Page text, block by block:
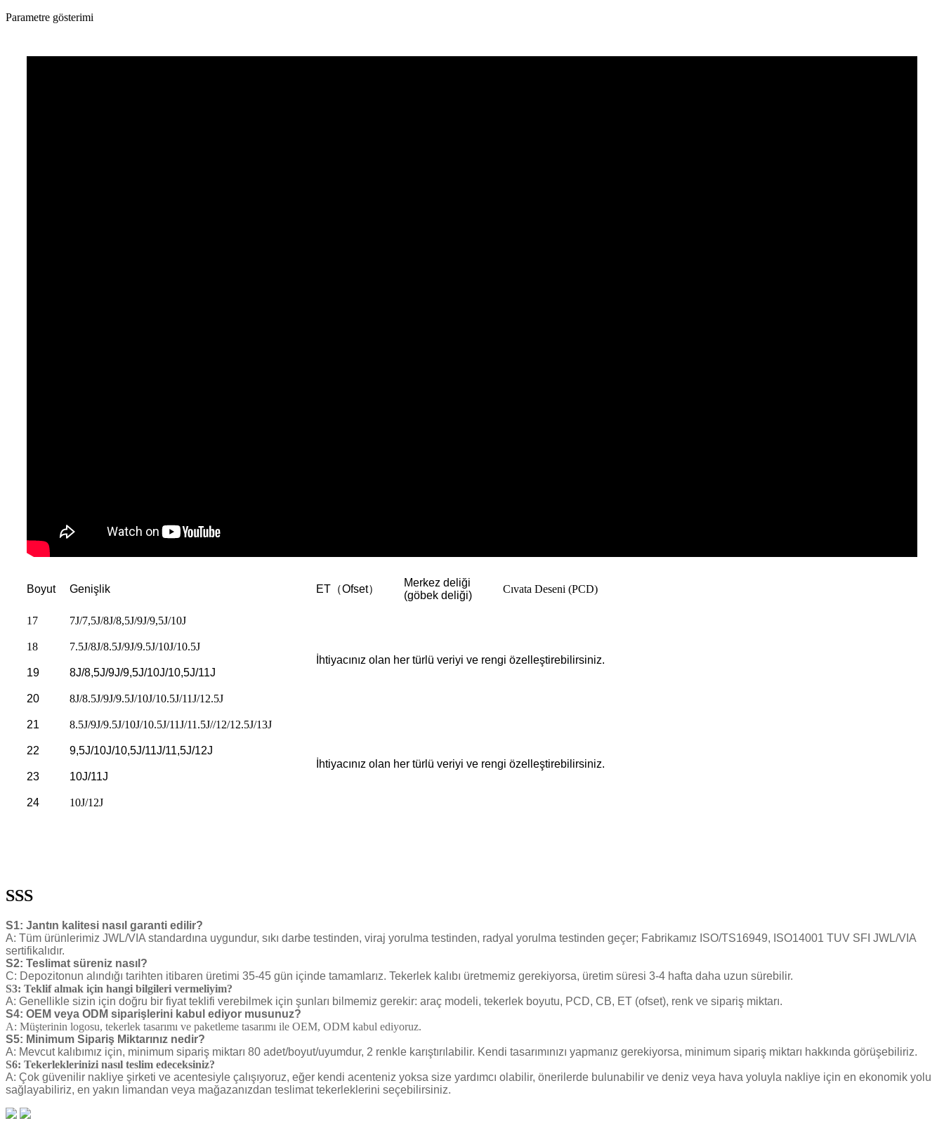
Parametre gösterimi
Boyut Genişlik ET（Ofset）
Merkez deliği
(göbek deliği)
Cıvata Deseni (PCD)
17 7J/7,5J/8J/8,5J/9J/9,5J/10J
İhtiyacınız olan her türlü veriyi ve rengi özelleştirebilirsiniz.
18 7.5J/8J/8.5J/9J/9.5J/10J/10.5J
19 8J/8,5J/9J/9,5J/10J/10,5J/11J
20 8J/8.5J/9J/9.5J/10J/10.5J/11J/12.5J
21 8.5J/9J/9.5J/10J/10.5J/11J/11.5J//12/12.5J/13J
İhtiyacınız olan her türlü veriyi ve rengi özelleştirebilirsiniz.
22 9,5J/10J/10,5J/11J/11,5J/12J
23 10J/11J
24 10J/12J
SSS
S1: Jantın kalitesi nasıl garanti edilir?
A: Tüm ürünlerimiz JWL/VIA standardına uygundur, sıkı darbe testinden, viraj yorulma testinden, radyal yorulma testinden geçer; Fabrikamız ISO/TS16949, ISO14001 TUV SFI JWL/VIA
sertifikalıdır.
S2: Teslimat süreniz nasıl?
C: Depozitonun alındığı tarihten itibaren üretimi 35-45 gün içinde tamamlarız. Tekerlek kalıbı üretmemiz gerekiyorsa, üretim süresi 3-4 hafta daha uzun sürebilir.
S3: Teklif almak için hangi bilgileri vermeliyim?
A: Genellikle sizin için doğru bir fiyat teklifi verebilmek için şunları bilmemiz gerekir: araç modeli, tekerlek boyutu, PCD, CB, ET (ofset), renk ve sipariş miktarı.
S4: OEM veya ODM siparişlerini kabul ediyor musunuz?
A: Müşterinin logosu, tekerlek tasarımı ve paketleme tasarımı ile OEM, ODM kabul ediyoruz.
S5: Minimum Sipariş Miktarınız nedir?
A: Mevcut kalıbımız için, minimum sipariş miktarı 80 adet/boyut/uyumdur, 2 renkle karıştırılabilir. Kendi tasarımınızı yapmanız gerekiyorsa, minimum sipariş miktarı hakkında görüşebiliriz.
S6: Tekerleklerinizi nasıl teslim edeceksiniz?
A: Çok güvenilir nakliye şirketi ve acentesiyle çalışıyoruz, eğer kendi acenteniz yoksa size yardımcı olabilir, önerilerde bulunabilir ve deniz veya hava yoluyla nakliye için en ekonomik yolu
sağlayabiliriz, en yakın limandan veya mağazanızdan teslimat tekerleklerini seçebilirsiniz.